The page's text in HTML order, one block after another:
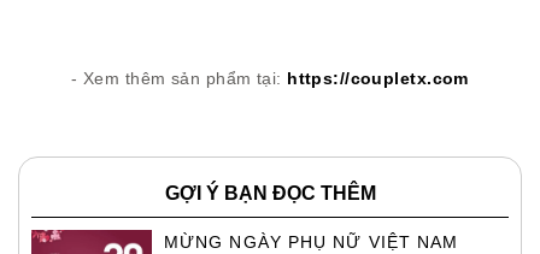
- Xem thêm sản phẩm tại: https://coupletx.com
GỢI Ý BẠN ĐỌC THÊM
MỪNG NGÀY PHỤ NỮ VIỆT NAM